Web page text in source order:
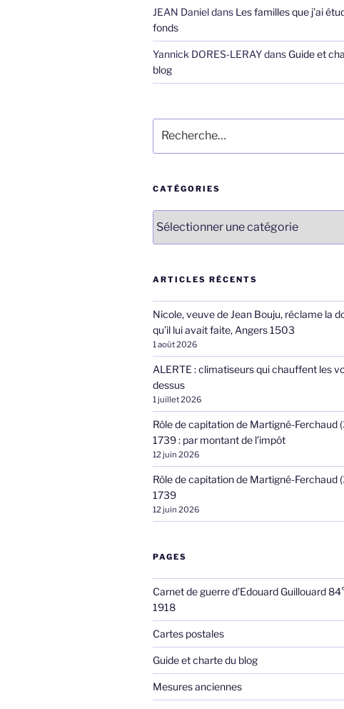
JEAN Danieldans Les familles que j’ai
fonds
Yannick DORES-LERAYdans Guide et
blog
pour
:
CATÉGORIES
ARTICLES RÉCENTS
Nicole, veuve de Jean Bouju, réclame la
qu’il lui avait faite, Angers 1503
1 août 2026
ALERTE : climatiseurs qui chauffent les
dessus
1 juillet 2026
Rôle de capitation de Martigné-Ferchaud
1739 : par montant de l’impôt
12 juin 2026
Rôle de capitation de Martigné-Ferchaud
1739
12 juin 2026
PAGES
Carnet de guerre d’Edouard Guillouard
1918
Cartes postales
Guide et charte du blog
Mesures anciennes